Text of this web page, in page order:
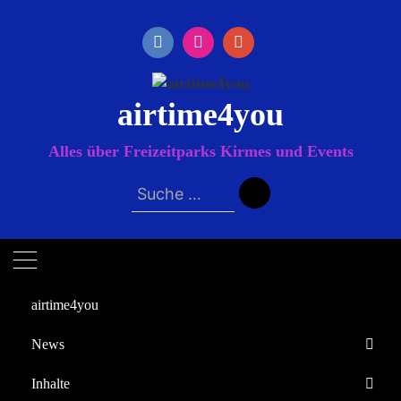
airtime4you
Alles über Freizeitparks Kirmes und Events
Suche
nach:
airtime4you
News
Europa-Park
Inhalte
Startseite